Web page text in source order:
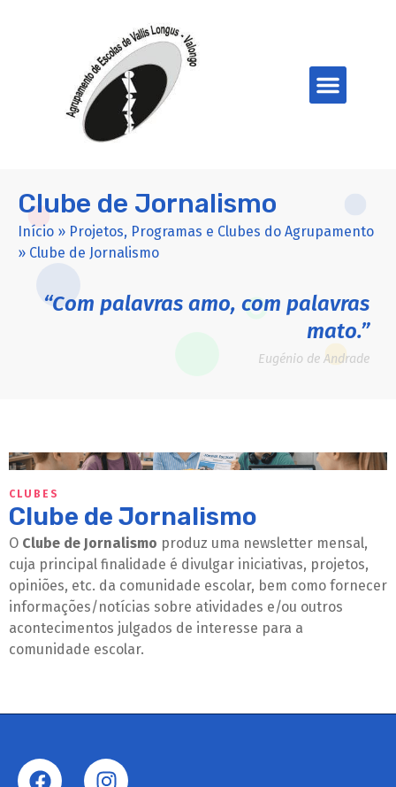
Clube de Jornalismo
Início » Projetos, Programas e Clubes do Agrupamento
» Clube de Jornalismo
“Com palavras amo, com palavras
mato.”
Eugénio de Andrade
CLUBES
Clube de Jornalismo
O Clube de Jornalismo produz uma newsletter mensal,
cuja principal finalidade é divulgar iniciativas, projetos,
opiniões, etc. da comunidade escolar, bem como fornecer
informações/notícias sobre atividades e/ou outros
acontecimentos julgados de interesse para a
comunidade escolar.